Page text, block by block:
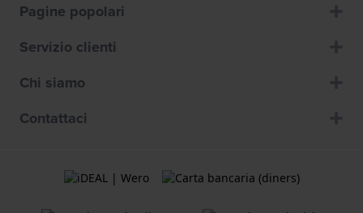
Pagine popolari
Servizio clienti
Chi siamo
Contattaci